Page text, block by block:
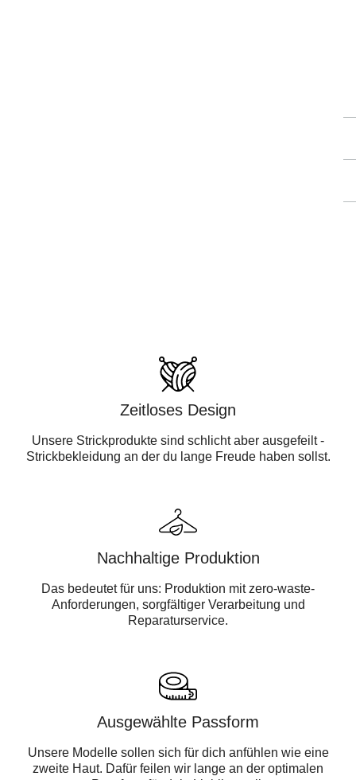
Zeitloses Design
Unsere Strickprodukte sind schlicht aber ausgefeilt -
Strickbekleidung an der du lange Freude haben sollst.
Nachhaltige Produktion
Das bedeutet für uns: Produktion mit zero-waste-
Anforderungen, sorgfältiger Verarbeitung und
Reparaturservice.
Ausgewählte Passform
Unsere Modelle sollen sich für dich anfühlen wie eine
zweite Haut. Dafür feilen wir lange an der optimalen